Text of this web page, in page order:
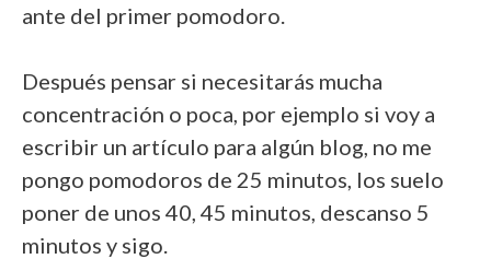
ante del primer pomodoro.
Después pensar si necesitarás mucha
concentración o poca, por ejemplo si voy a
escribir un artículo para algún blog, no me
pongo pomodoros de 25 minutos, los suelo
poner de unos 40, 45 minutos, descanso 5
minutos y sigo.